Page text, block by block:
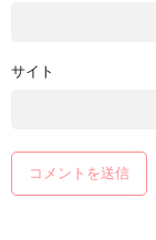
サイト